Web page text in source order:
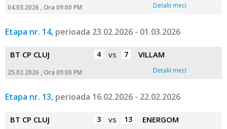
04.03.2026 , Ora 09:00 PM Detalii meci
Etapa nr. 14, perioada 23.02.2026 - 01.03.2026
BT CP CLUJ 4 vs 7 VILLAM
25.02.2026 , Ora 09:00 PM Detalii meci
Etapa nr. 13, perioada 16.02.2026 - 22.02.2026
BT CP CLUJ 3 vs 13 ENERGOM